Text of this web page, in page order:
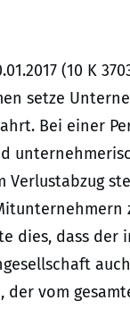
(10 K
setze
Bei einer
Verlustabzug
dies, dass der
vom